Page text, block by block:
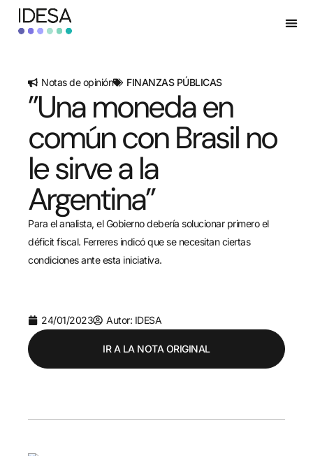
Notas de opinión FINANZAS PÚBLICAS
”Una moneda en
común con Brasil no
le sirve a la
Argentina”
Para el analista, el Gobierno debería solucionar primero el
déficit fiscal. Ferreres indicó que se necesitan ciertas
condiciones ante esta iniciativa.
24/01/2023 Autor: IDESA
IR A LA NOTA ORIGINAL